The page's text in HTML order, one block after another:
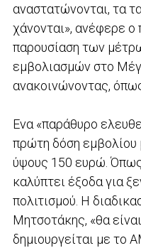
αναστατώνονται, τα
χάνονται», ανέφερε
παρουσίαση των
εμβολιασμών στο
ανακοινώνοντας, όπως
Ενα «παράθυρο
πρώτη δόση
ύψους 150 ευρώ.
καλύπτει έξοδα για
πολιτισμού. Η
Μητσοτάκης, «θα
δημιουργείται με το